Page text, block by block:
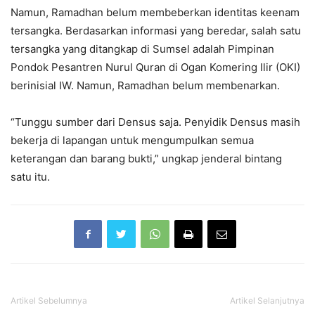
Namun, Ramadhan belum membeberkan identitas keenam
tersangka. Berdasarkan informasi yang beredar, salah satu
tersangka yang ditangkap di Sumsel adalah Pimpinan
Pondok Pesantren Nurul Quran di Ogan Komering Ilir (OKI)
berinisial IW. Namun, Ramadhan belum membenarkan.
“Tunggu sumber dari Densus saja. Penyidik Densus masih
bekerja di lapangan untuk mengumpulkan semua
keterangan dan barang bukti,” ungkap jenderal bintang
satu itu.
Artikel Sebelumnya Artikel Selanjutnya